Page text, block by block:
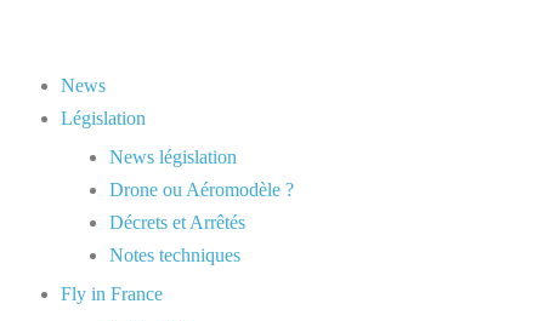
News
Législation
News législation
Drone ou Aéromodèle ?
Décrets et Arrêtés
Notes techniques
Fly in France